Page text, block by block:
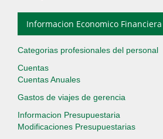
Informacion Economico Financiera
Categorias profesionales del personal
Cuentas
Cuentas Anuales
Gastos de viajes de gerencia
Informacion Presupuestaria
Modificaciones Presupuestarias